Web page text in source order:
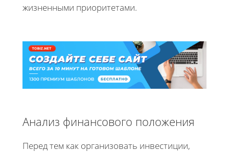
жизненными приоритетами.
Анализ финансового положения
Перед тем как организовать инвестиции,